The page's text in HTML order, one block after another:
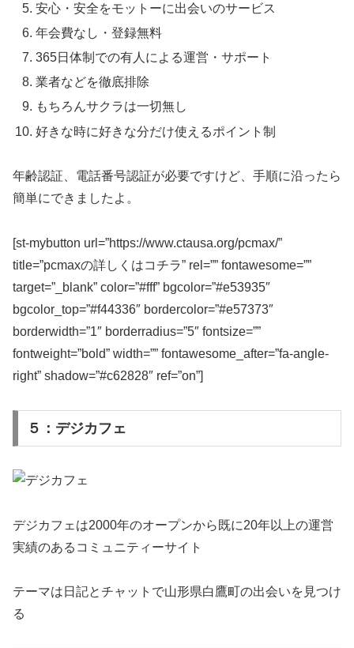
安心・安全をモットーに出会いのサービス
年会費なし・登録無料
365日体制での有人による運営・サポート
業者などを徹底排除
もちろんサクラは一切無し
好きな時に好きな分だけ使えるポイント制
年齢認証、電話番号認証が必要ですけど、手順に沿ったら
簡単にできましたよ。
[st-mybutton url=”https://www.ctausa.org/pcmax/”
title=”pcmaxの詳しくはコチラ” rel=”” fontawesome=””
target=”_blank” color=”#fff” bgcolor=”#e53935″
bgcolor_top=”#f44336″ bordercolor=”#e57373″
borderwidth=”1″ borderradius=”5″ fontsize=””
fontweight=”bold” width=”” fontawesome_after=”fa-angle-
right” shadow=”#c62828″ ref=”on”]
５：デジカフェ
デジカフェは2000年のオープンから既に20年以上の運営
実績のあるコミュニティーサイト
テーマは日記とチャットで山形県白鷹町の出会いを見つけ
る